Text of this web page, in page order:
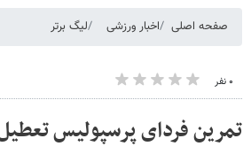
صفحه اصلی اخبار ورزشی لیگ برتر
۰ نفر
تمرین فردای پرسپولیس